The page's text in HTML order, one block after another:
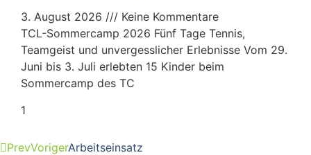
3. August 2026
Keine Kommentare
TCL-Sommercamp 2026 Fünf Tage Tennis,
Teamgeist und unvergesslicher Erlebnisse Vom 29.
Juni bis 3. Juli erlebten 15 Kinder beim
Sommercamp des TC
PrevVorigerArbeitseinsatz